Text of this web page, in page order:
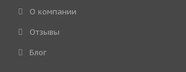
О компании
Отзывы
Блог